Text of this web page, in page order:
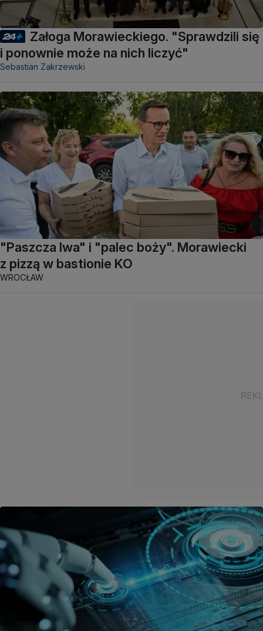
Załoga Morawieckiego. "Sprawdzili się
i ponownie może na nich liczyć"
Sebastian Zakrzewski
"Paszcza lwa" i "palec boży". Morawiecki
z pizzą w bastionie KO
WROCŁAW